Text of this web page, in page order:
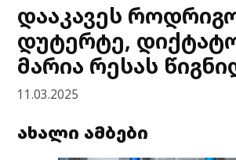
დააკავეს
დუტერტე,
მარია რესას
11.03.2025
ახალი ამბები